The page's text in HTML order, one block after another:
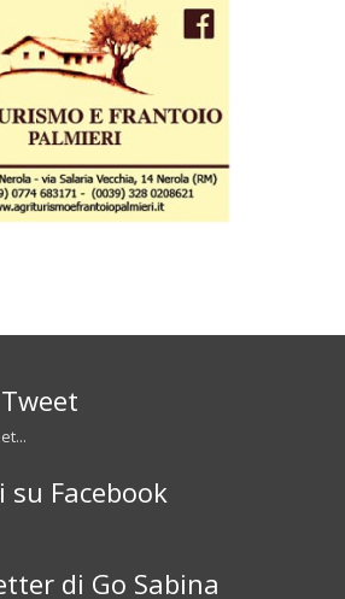
su Facebook
di Go Sabina